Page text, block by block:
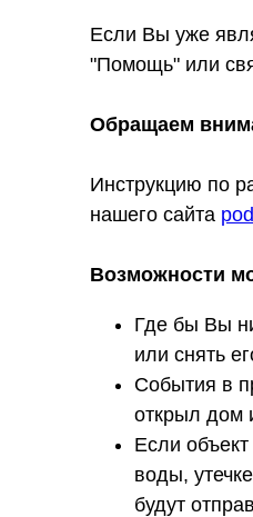
Если Вы уже
"Помощь" или
Обращаем
Инструкцию по
нашего сайта
Возможности
Где бы Вы
или снять
События в
открыл дом
Если
воды,
будут